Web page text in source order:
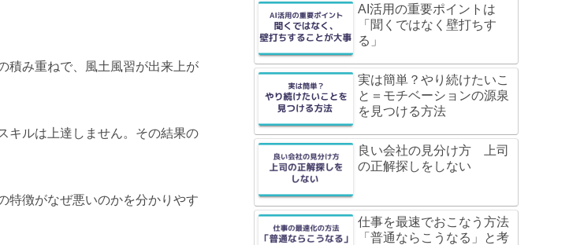
積み重ねで、風土風習が出来上が
キルは上達しません。その結果の
特徴がなぜ悪いのかを分かりやす
AI活用の重要ポイントは
「聞くではなく壁打ちす
る」
実は簡単？やり続けたいこ
と＝モチベーションの源泉
を見つける方法
良い会社の見分け方 上司
の正解探しをしない
仕事を最速でおこなう方法
「普通ならこうなる」と考